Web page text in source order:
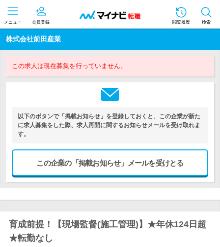
メニュー 会員登録 閲覧履歴 検索
株式会社前田産業
この求人は現在募集を行っていません。
以下のボタンで「掲載お知らせ」を登録しておくと、この企業が新た
に求人募集をした際、求人再開に関するお知らせメールを受け取れま
す。
この企業の「掲載お知らせ」メールを受けとる
育成前提！【現場監督(施工管理)】★年休124日超
★転勤なし